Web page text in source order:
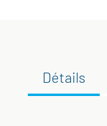
Détails